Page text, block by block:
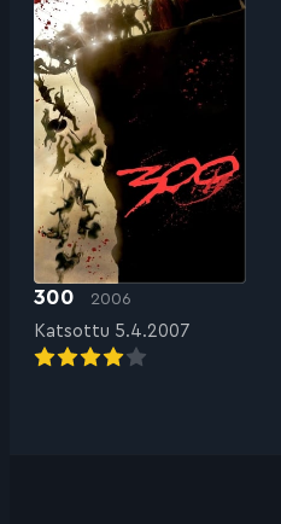
300 2006
Katsottu 5.4.2007